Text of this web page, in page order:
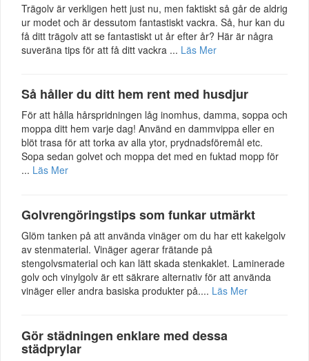
Trägolv är verkligen hett just nu, men faktiskt så går de aldrig
ur modet och är dessutom fantastiskt vackra. Så, hur kan du
få ditt trägolv att se fantastiskt ut år efter år? Här är några
suveräna tips för att få ditt vackra ... Läs Mer
Så håller du ditt hem rent med husdjur
För att hålla hårspridningen låg inomhus, damma, soppa och
moppa ditt hem varje dag! Använd en dammvippa eller en
blöt trasa för att torka av alla ytor, prydnadsföremål etc.
Sopa sedan golvet och moppa det med en fuktad mopp för
... Läs Mer
Golvrengöringstips som funkar utmärkt
Glöm tanken på att använda vinäger om du har ett kakelgolv
av stenmaterial. Vinäger agerar frätande på
stengolvsmaterial och kan lätt skada stenkaklet. Laminerade
golv och vinylgolv är ett säkrare alternativ för att använda
vinäger eller andra basiska produkter på.... Läs Mer
Gör städningen enklare med dessa
städprylar